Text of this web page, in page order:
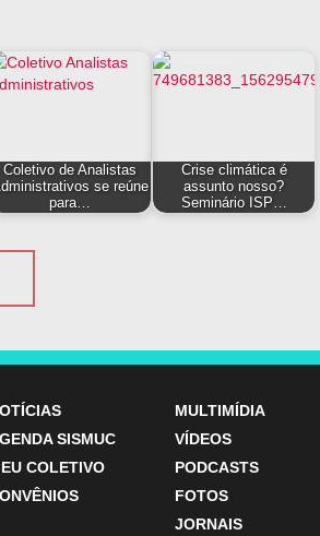
Coletivo de Analistas
se reúne
para…
Crise climática é
assunto nosso?
Seminário ISP…
SISMUC
COLETIVO
MULTIMÍDIA
VÍDEOS
PODCASTS
FOTOS
JORNAIS